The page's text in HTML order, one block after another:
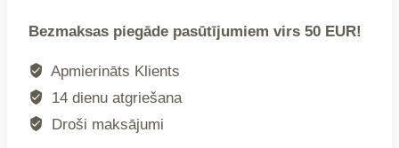
|
dvieļiem
45x2x159,5
Bezmaksas piegāde pasūtījumiem virs 50 EUR!
Apmierināts Klients
14 dienu atgriešana
Droši maksājumi